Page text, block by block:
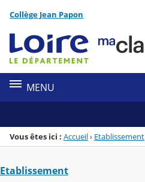
Menu de la rubrique
Contenu
Collège Jean Papon
MENU
Vous êtes ici : Accueil› Etablissement
Etablissement